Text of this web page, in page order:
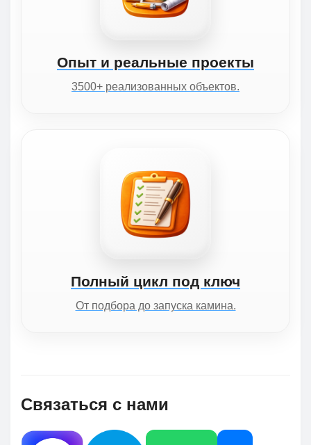
Опыт и реальные проекты
3500+ реализованных объектов.
Полный цикл под ключ
От подбора до запуска камина.
Связаться с нами